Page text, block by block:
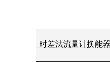
时差法流量计换能